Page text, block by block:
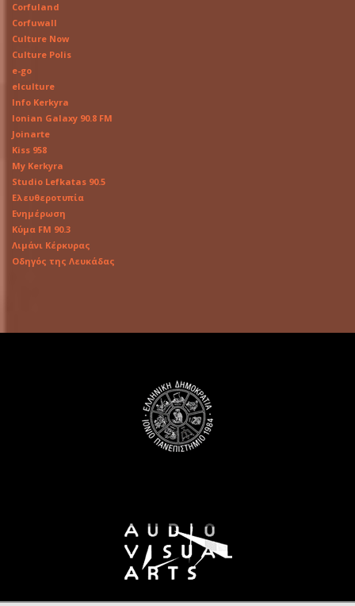
Corfuland
Corfuwall
Culture Now
Culture Polis
e-go
elculture
Info Kerkyra
Ionian Galaxy 90.8 FM
Joinarte
Kiss 958
My Kerkyra
Studio Lefkatas 90.5
Ελευθεροτυπία
Ενημέρωση
Κύμα FM 90.3
Λιμάνι Κέρκυρας
Οδηγός της Λευκάδας